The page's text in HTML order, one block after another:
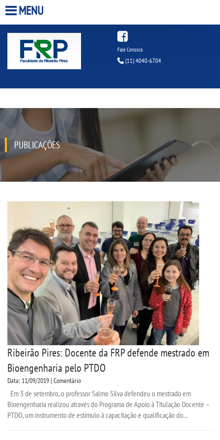
HOME
QUEM SOMOS
ESTÁGIOS
INFRAESTRUTURA
BIBLIOTECA
CPA
CPSA
PROUNI
CURSOS
BACHARELADOS
LICENCIATURAS
VESTIBULAR
MENU
Fale Conosco
(11) 4040-6704
PUBLICAÇÕES
Ribeirão Pires: Docente da FRP defende mestrado em
Bioengenharia pelo PTDO
Data: 11/09/2019 | Comentário
Em 3 de setembro, o professor Salmo Silva defendeu o mestrado em
Bioengenharia realizou através do Programa de Apoio à Titulação Docente –
PTDO, um instrumento de estímulo à capacitação e qualificação do...